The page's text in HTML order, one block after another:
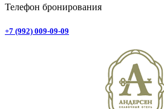
Телефон бронирования
+7 (992) 009-09-09